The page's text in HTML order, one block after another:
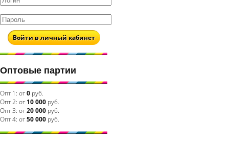
Войти в личный кабинет
Оптовые партии
Опт 1: от0 руб.
Опт 2: от 10 000 руб.
Опт 3: от20 000 руб.
Опт 4: от50 000 руб.